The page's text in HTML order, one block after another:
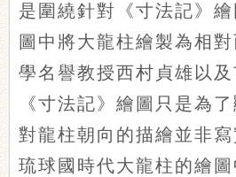
是圍繞針對《寸法記》繪
圖中將大龍柱繪製為相
學名譽教授西村貞雄以及
《寸法記》繪圖只是為
對龍柱朝向的描繪並非
琉球國時代大龍柱的繪